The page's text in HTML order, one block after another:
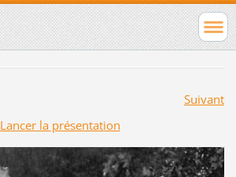
Suivant
Lancer la présentation